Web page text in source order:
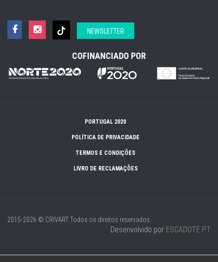
NEWSLETTER
COFINANCIADO POR
PORTUGAL 2020
POLÍTICA DE PRIVACIDADE
TERMOS E CONDIÇÕES
LIVRO DE RECLAMAÇÕES
2015-2026 © CRIVARTTodos os direitos reservados.
Desenvolvido por ESCADOTE.PT